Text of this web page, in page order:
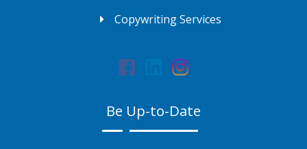
Copywriting Services
Be Up-to-Date